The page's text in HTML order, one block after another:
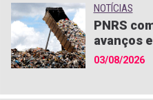
NOTÍCIAS
PNRS
avanços
03/08/2026